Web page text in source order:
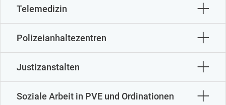
Telemedizin
Polizeianhaltezentren
Justizanstalten
Soziale Arbeit in PVE und Ordinationen